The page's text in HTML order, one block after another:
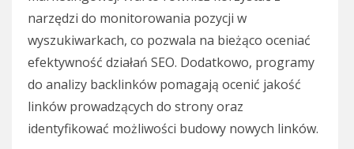
narzędzi do monitorowania pozycji w
wyszukiwarkach, co pozwala na bieżąco oceniać
efektywność działań SEO. Dodatkowo, programy
do analizy backlinków pomagają ocenić jakość
linków prowadzących do strony oraz
identyfikować możliwości budowy nowych linków.